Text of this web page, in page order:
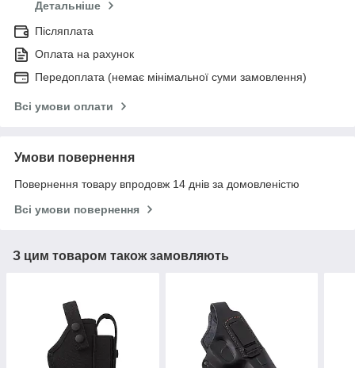
Детальніше
Післяплата
Оплата на рахунок
Передоплата (немає мінімальної суми замовлення)
Всі умови оплати
Умови повернення
Повернення товару впродовж 14 днів за домовленістю
Всі умови повернення
З цим товаром також замовляють